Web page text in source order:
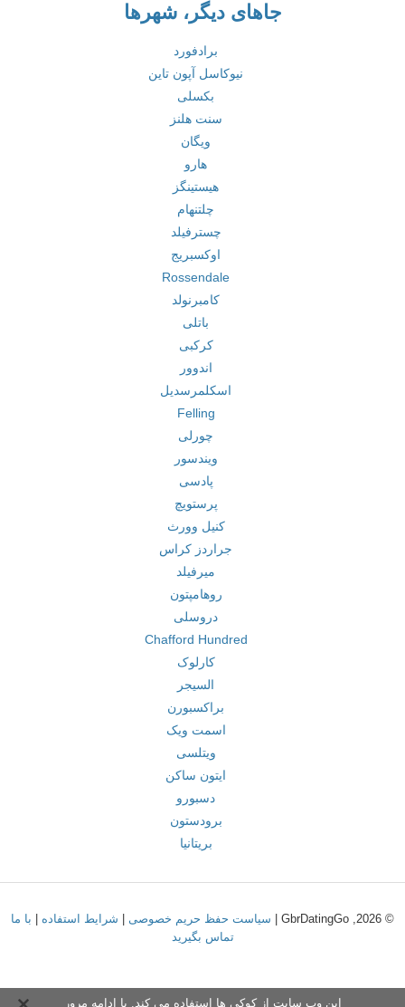
جاهای دیگر، شهرها
برادفورد
نیوکاسل آپون تاین
بکسلی
سنت هلنز
ویگان
هارو
هیستینگز
چلتنهام
چسترفیلد
اوکسبریج
Rossendale
کامبرنولد
باتلی
کرکبی
اندوور
اسکلمرسدیل
Felling
چورلی
ویندسور
پادسی
پرستویچ
کنیل وورث
جراردز کراس
میرفیلد
روهامپتون
دروسلی
Chafford Hundred
کارلوک
السیجر
براکسبورن
اسمت ویک
ویتلسی
ایتون ساکن
دسبورو
برودستون
بریتانیا
© 2026, GbrDatingGo | سیاست حفظ حریم خصوصی شرایط استفاده
با ما
تماس بگیرید
این وب سایت از کوکی ها استفاده می کند. با ادامه مرور